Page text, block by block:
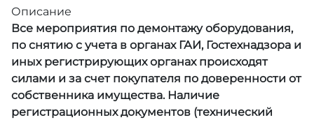
Описание
Все мероприятия по демонтажу оборудования,
по снятию с учета в органах ГАИ, Гостехнадзора и
иных регистрирующих органах происходят
силами и за счет покупателя по доверенности от
собственника имущества. Наличие
регистрационных документов (технический